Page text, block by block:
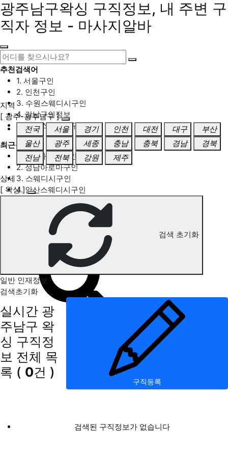
광주남구왁싱 구직정보, 내 주변 구
직자 정보 - 마사지알바
추천검색어
1. 서울구인
2. 인천구인
3. 수원스웨디시구인
4. 강남구인정보
5. 동탄스웨디시구인
최근검색어
1. 일산마사지구인
2. 성남아로마구인
3. 스웨디시구인
4. 안산스웨디시구인
광주남구 왁싱 구직정보
지역
[ 광주-광주남구 ]
전국
서울 경기 인천 대전 대구
부산
울산
광주 세종 충남 충북 경남
경북
전남
전북 강원 제주
상세
[ 왁싱 ]
검색 초기화
일반 인재정보
검색초기화
실시간 광
주남구 왁
싱 구직정
보 전체 목
록 ( 0건 )
구직등록
검색된 구직정보가 없습니다